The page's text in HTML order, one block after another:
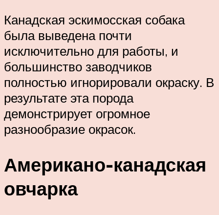
Канадская эскимосская собака
была выведена почти
исключительно для работы, и
большинство заводчиков
полностью игнорировали окраску. В
результате эта порода
демонстрирует огромное
разнообразие окрасок.
Американо-канадская
овчарка